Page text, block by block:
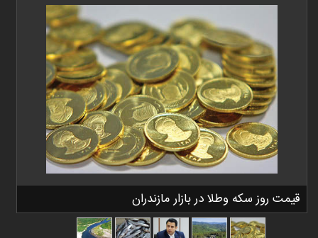
قیمت روز سکه وطلا در بازار مازندران